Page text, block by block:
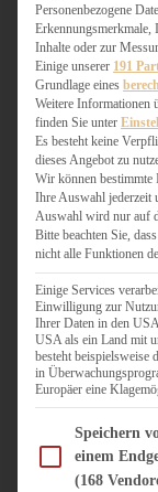
Personenbezogene
Erkennungsmerkmale,
Inhalte oder zur
Einige unserer 191
Grundlage eines
Weitere Informationen
finden Sie unter
Es besteht keine
dieses Angebot zu
Wir können bestimmte
Ihre Auswahl jederzeit
Auswahl wird nur auf
Bitte beachten Sie,
nicht alle Funktionen
Einige Services
Einwilligung zur
Ihrer Daten in den
USA als ein Land mit
besteht beispielsweise
in
Europäer eine
Im Folgenden finden
Speichern
einem
(168